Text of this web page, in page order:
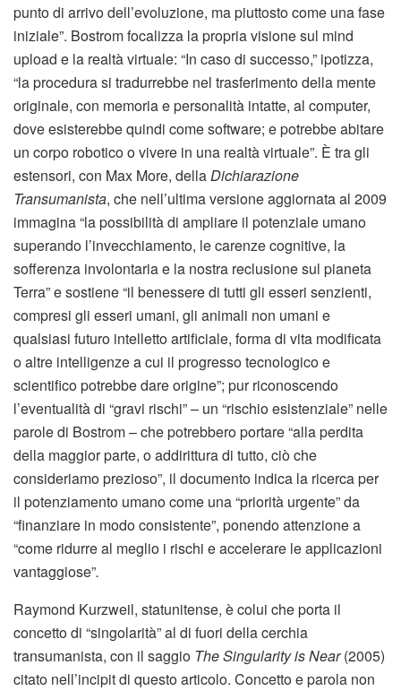
punto di arrivo dell’evoluzione, ma piuttosto come una fase
iniziale”. Bostrom focalizza la propria visione sul mind
upload e la realtà virtuale: “In caso di successo,” ipotizza,
“la procedura si tradurrebbe nel trasferimento della mente
originale, con memoria e personalità intatte, al computer,
dove esisterebbe quindi come software; e potrebbe abitare
un corpo robotico o vivere in una realtà virtuale”. È tra gli
estensori, con Max More, dellaDichiarazione
Transumanista, che nell’ultima versione aggiornata al 2009
immagina “la possibilità di ampliare il potenziale umano
superando l’invecchiamento, le carenze cognitive, la
sofferenza involontaria e la nostra reclusione sul pianeta
Terra” e sostiene “il benessere di tutti gli esseri senzienti,
compresi gli esseri umani, gli animali non umani e
qualsiasi futuro intelletto artificiale, forma di vita modificata
o altre intelligenze a cui il progresso tecnologico e
scientifico potrebbe dare origine”; pur riconoscendo
l’eventualità di “gravi rischi” – un “rischio esistenziale” nelle
parole di Bostrom – che potrebbero portare “alla perdita
della maggior parte, o addirittura di tutto, ciò che
consideriamo prezioso”, il documento indica la ricerca per
il potenziamento umano come una “priorità urgente” da
“finanziare in modo consistente”, ponendo attenzione a
“come ridurre al meglio i rischi e accelerare le applicazioni
vantaggiose”.
Raymond Kurzweil, statunitense, è colui che porta il
concetto di “singolarità” al di fuori della cerchia
transumanista, con il saggio The Singularity is Near(2005)
citato nell’incipit di questo articolo. Concetto e parola non